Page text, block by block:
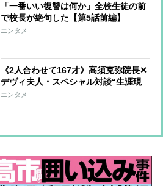
「一番いい復讐は何か」全校生徒の前
で校長が絶句した【第5話前編】
『YES！逆張り人生～高須克弥物語
エンタメ
《2人合わせて167才》高須克弥院長✕
デヴィ夫人・スペシャル対談“生涯現
役”の極意「とにかく死ぬまで働けば
エンタメ